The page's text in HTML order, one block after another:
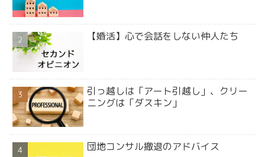
【婚活】心で会話をしない仲人たち
引っ越しは「アート引越し」、クリー
ニングは「ダスキン」
団地コンサル撤退のアドバイス